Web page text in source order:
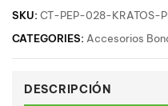
SKU: CT-PEP-028-KRATOS-
CATEGORIES: Accesorios
DESCRIPCIÓN